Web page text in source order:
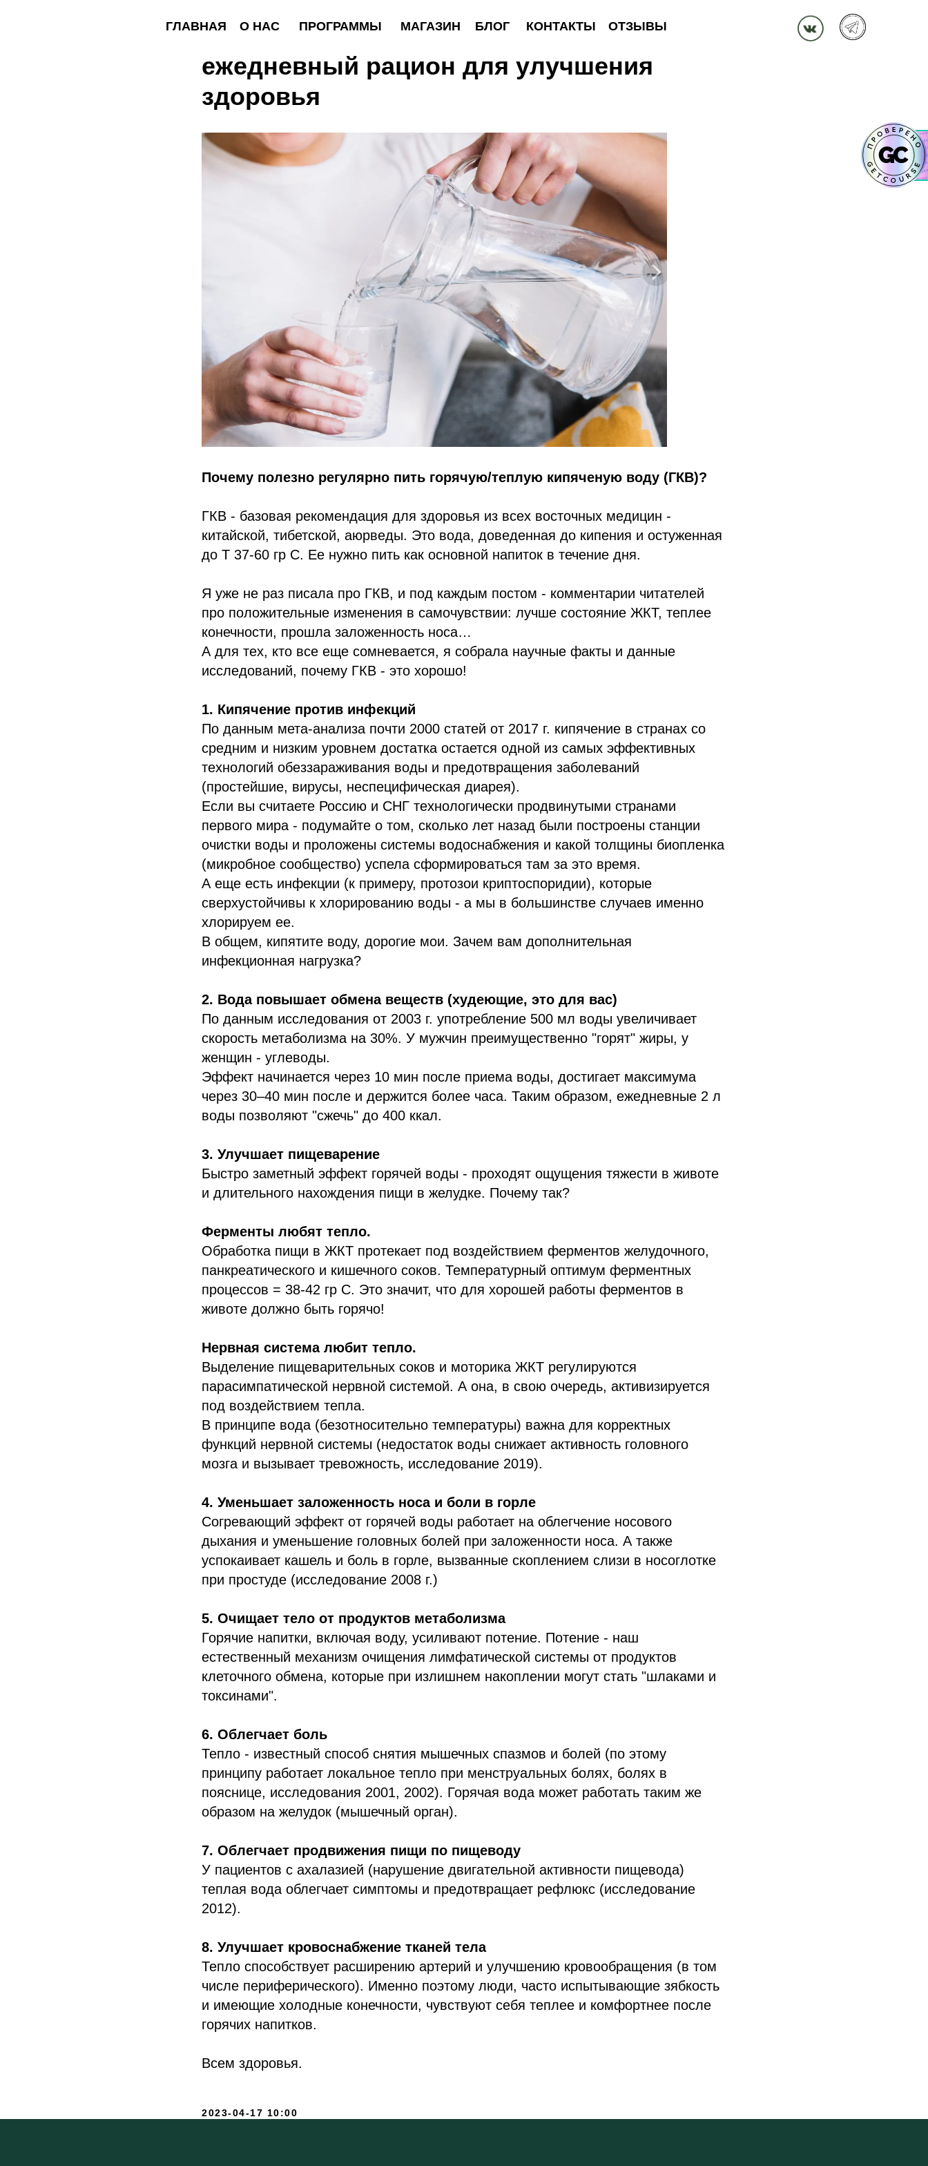
О НАС
ГЛАВНАЯ ПРОГРАММЫ КОНТАКТЫ ОТЗЫВЫ
БЛОГ
МАГАЗИН
8 причин включить горячую воду в
ежедневный рацион для улучшения
здоровья
Почему полезно регулярно пить горячую/теплую кипяченую воду (ГКВ)?
ГКВ - базовая рекомендация для здоровья из всех восточных медицин -
китайской, тибетской, аюрведы. Это вода, доведенная до кипения и остуженная
до Т 37-60 гр С. Ее нужно пить как основной напиток в течение дня.
Я уже не раз писала про ГКВ, и под каждым постом - комментарии читателей
про положительные изменения в самочувствии: лучше состояние ЖКТ, теплее
конечности, прошла заложенность носа…
А для тех, кто все еще сомневается, я собрала научные факты и данные
исследований, почему ГКВ - это хорошо!
1. Кипячение против инфекций
По данным мета-анализа почти 2000 статей от 2017 г. кипячение в странах со
средним и низким уровнем достатка остается одной из самых эффективных
технологий обеззараживания воды и предотвращения заболеваний
(простейшие, вирусы, неспецифическая диарея).
Если вы считаете Россию и СНГ технологически продвинутыми странами
первого мира - подумайте о том, сколько лет назад были построены станции
очистки воды и проложены системы водоснабжения и какой толщины биопленка
(микробное сообщество) успела сформироваться там за это время.
А еще есть инфекции (к примеру, протозои криптоспоридии), которые
сверхустойчивы к хлорированию воды - а мы в большинстве случаев именно
хлорируем ее.
В общем, кипятите воду, дорогие мои. Зачем вам дополнительная
инфекционная нагрузка?
2. Вода повышает обмена веществ (худеющие, это для вас)
По данным исследования от 2003 г. употребление 500 мл воды увеличивает
скорость метаболизма на 30%. У мужчин преимущественно "горят" жиры, у
женщин - углеводы.
Эффект начинается через 10 мин после приема воды, достигает максимума
через 30–40 мин после и держится более часа. Таким образом, ежедневные 2 л
воды позволяют "сжечь" до 400 ккал.
3. Улучшает пищеварение
Быстро заметный эффект горячей воды - проходят ощущения тяжести в животе
и длительного нахождения пищи в желудке. Почему так?
Ферменты любят тепло.
Обработка пищи в ЖКТ протекает под воздействием ферментов желудочного,
панкреатического и кишечного соков. Температурный оптимум ферментных
процессов = 38-42 гр С. Это значит, что для хорошей работы ферментов в
животе должно быть горячо!
Нервная система любит тепло.
Выделение пищеварительных соков и моторика ЖКТ регулируются
парасимпатической нервной системой. А она, в свою очередь, активизируется
под воздействием тепла.
В принципе вода (безотносительно температуры) важна для корректных
функций нервной системы (недостаток воды снижает активность головного
мозга и вызывает тревожность, исследование 2019).
4. Уменьшает заложенность носа и боли в горле
Согревающий эффект от горячей воды работает на облегчение носового
дыхания и уменьшение головных болей при заложенности носа. А также
успокаивает кашель и боль в горле, вызванные скоплением слизи в носоглотке
при простуде (исследование 2008 г.)
5. Очищает тело от продуктов метаболизма
Горячие напитки, включая воду, усиливают потение. Потение - наш
естественный механизм очищения лимфатической системы от продуктов
клеточного обмена, которые при излишнем накоплении могут стать "шлаками и
токсинами".
6. Облегчает боль
Тепло - известный способ снятия мышечных спазмов и болей (по этому
принципу работает локальное тепло при менструальных болях, болях в
пояснице, исследования 2001, 2002). Горячая вода может работать таким же
образом на желудок (мышечный орган).
7. Облегчает продвижения пищи по пищеводу
У пациентов с ахалазией (нарушение двигательной активности пищевода)
теплая вода облегчает симптомы и предотвращает рефлюкс (исследование
2012).
8. Улучшает кровоснабжение тканей тела
Тепло способствует расширению артерий и улучшению кровообращения (в том
числе периферического). Именно поэтому люди, часто испытывающие зябкость
и имеющие холодные конечности, чувствуют себя теплее и комфортнее после
горячих напитков.
Всем здоровья.
2023-04-17 10:00